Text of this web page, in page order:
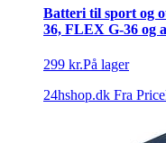
Batteri til sport og
36, FLEX G-36 og
299 kr.På lager
24hshop.dk Fra